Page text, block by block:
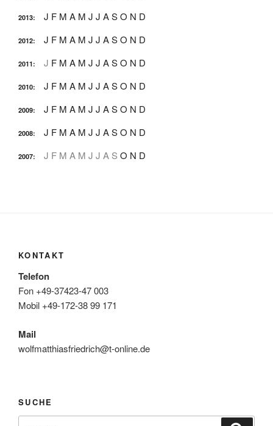
2013: J F M A M J J ASO N D
2012: J F M A M J J ASO N D
2011: J F M A M J J ASO N D
2010: J F M A M J J ASO N D
2009: J F M A M J J ASO N D
2008: J F M A M J J ASO N D
2007: J F M A M J J A S O N D
KONTAKT
Telefon
Fon +49-37423-47 003
Mobil +49-172-38 99 171
Mail
wolfmatthiasfriedrich@t-online.de
SUCHE